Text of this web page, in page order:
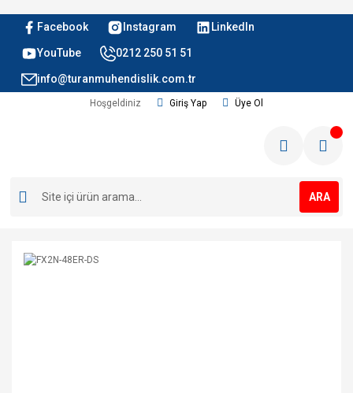
Facebook Instagram LinkedIn
YouTube 0212 250 51 51
info@turanmuhendislik.com.tr
Hoşgeldiniz Giriş Yap Üye Ol
ARA